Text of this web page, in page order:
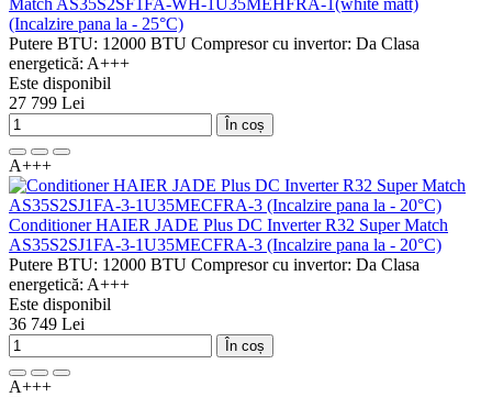
Match AS35S2SF1FA-WH-1U35MEHFRA-1(white matt)
(Incalzire pana la - 25°C)
Putere BTU: 12000 BTU Compresor cu invertor: Da Clasa
energetică: A+++
Este disponibil
27 799 Lei
În coș
A+++
Conditioner HAIER JADE Plus DC Inverter R32 Super Match
AS35S2SJ1FA-3-1U35MECFRA-3 (Incalzire pana la - 20°C)
Putere BTU: 12000 BTU Compresor cu invertor: Da Clasa
energetică: A+++
Este disponibil
36 749 Lei
În coș
A+++